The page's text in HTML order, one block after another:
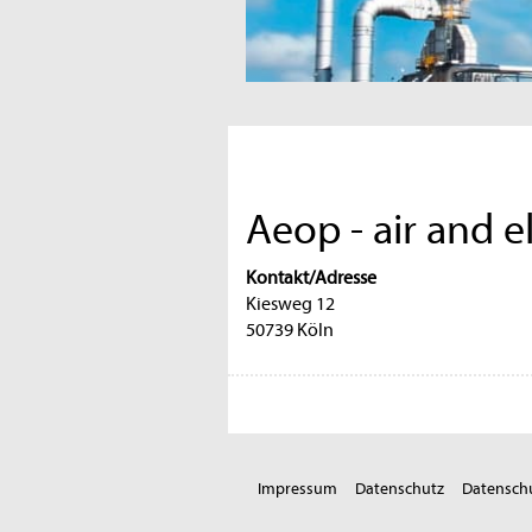
Aeop - air and
Kontakt/Adresse
Kiesweg 12
50739 Köln
Impressum Datenschutz